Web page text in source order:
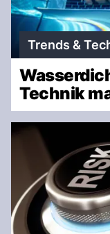
Trends &
Technik